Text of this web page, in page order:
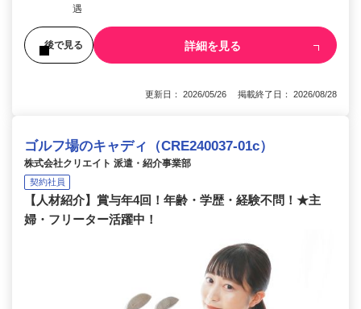
遇
後で見る 詳細を見る
更新日： 2026/05/26 掲載終了日： 2026/08/28
ゴルフ場のキャディ（CRE240037-01c）
株式会社クリエイト 派遣・紹介事業部
契約社員
【人材紹介】賞与年4回！年齢・学歴・経験不問！★主
婦・フリーター活躍中！